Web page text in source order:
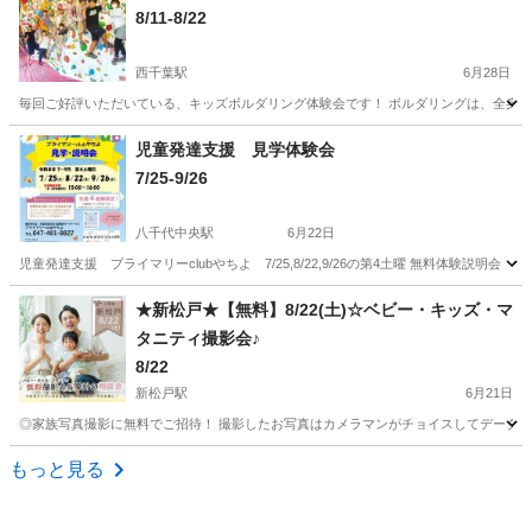
8/11-8/22
西千葉駅 6月28日
毎回ご好評いただいている、キッズボルダリング体験会です！ ボルダリングは、全
千葉 千葉市 西千葉駅 育児 ボルダリング
児童発達支援 見学体験会
7/25-9/26
八千代中央駅 6月22日
児童発達支援 プライマリーclubやちよ 7/25,8/22,9/26の第4土曜 無料体験説明会 開
千葉 八千代市 八千代中央駅 育児 club
★新松戸★【無料】8/22(土)☆ベビー・キッズ・マ
タニティ撮影会♪
8/22
新松戸駅 6月21日
◎家族写真撮影に無料でご招待！ 撮影したお写真はカメラマンがチョイスしてデ
千葉 松戸市
もっと見る